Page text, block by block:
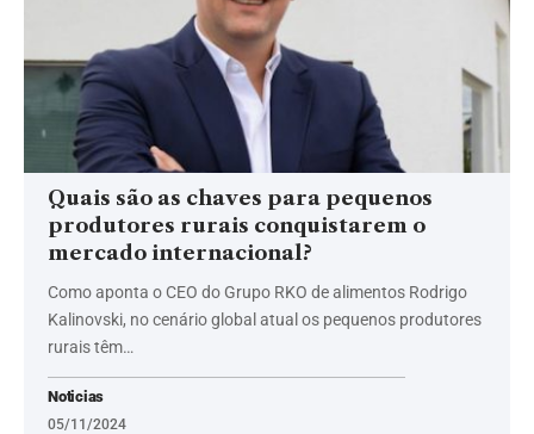
Quais são as chaves para pequenos
produtores rurais conquistarem o
mercado internacional?
Como aponta o CEO do Grupo RKO de alimentos Rodrigo
Kalinovski, no cenário global atual os pequenos produtores
rurais têm…
Noticias
05/11/2024